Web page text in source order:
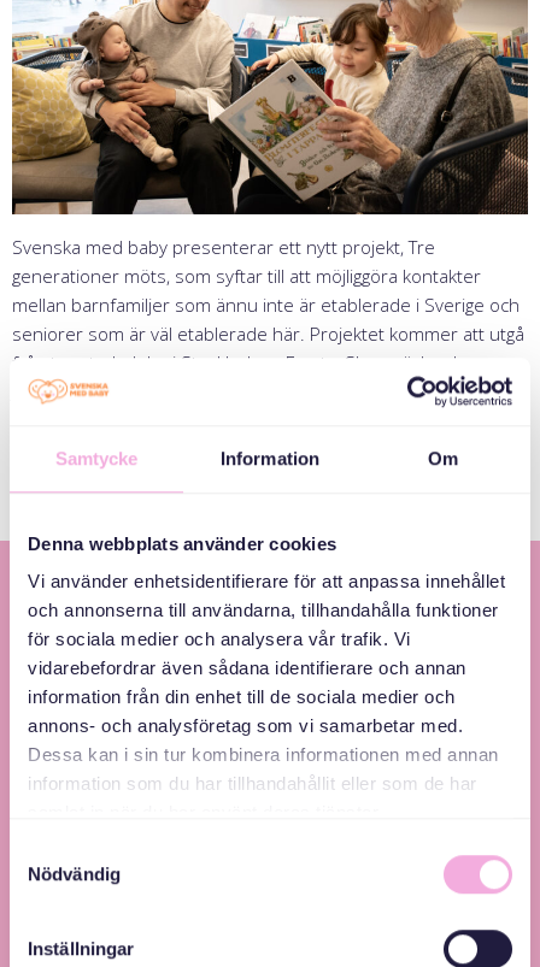
Samtycke Information Om
Denna webbplats använder cookies
Vi använder enhetsidentifierare för att anpassa innehållet
och annonserna till användarna, tillhandahålla funktioner
för sociala medier och analysera vår trafik. Vi
vidarebefordrar även sådana identifierare och annan
information från din enhet till de sociala medier och
annons- och analysföretag som vi samarbetar med.
Dessa kan i sin tur kombinera informationen med annan
information som du har tillhandahållit eller som de har
Nödvändig
Inställningar
Svenska med baby presenterar ett nytt projekt, Tre
generationer möts, som syftar till att möjliggöra kontakter
mellan barnfamiljer som ännu inte är etablerade i Sverige och
seniorer som är väl etablerade här. Projektet kommer att utgå
från tre stadsdelar i Stockholm – Farsta, Skarpnäck och
Järva.Ta reda på mer om projektet och dess syfte.
Svenska med baby – Föräldraträffar för jämlikhet
och inkludering.